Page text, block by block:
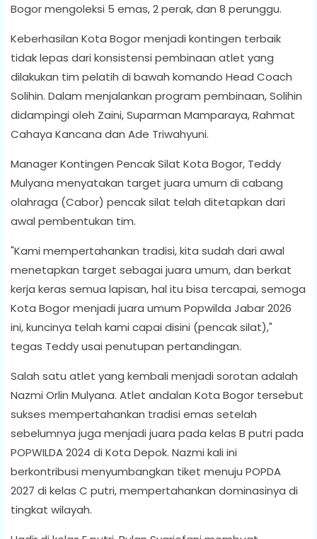
Bogor mengoleksi 5 emas, 2 perak, dan 8 perunggu.
Keberhasilan Kota Bogor menjadi kontingen terbaik
tidak lepas dari konsistensi pembinaan atlet yang
dilakukan tim pelatih di bawah komando Head Coach
Solihin. Dalam menjalankan program pembinaan, Solihin
didampingi oleh Zaini, Suparman Mamparaya, Rahmat
Cahaya Kancana dan Ade Triwahyuni.
Manager Kontingen Pencak Silat Kota Bogor, Teddy
Mulyana menyatakan target juara umum di cabang
olahraga (Cabor) pencak silat telah ditetapkan dari
awal pembentukan tim.
"Kami mempertahankan tradisi, kita sudah dari awal
menetapkan target sebagai juara umum, dan berkat
kerja keras semua lapisan, hal itu bisa tercapai, semoga
Kota Bogor menjadi juara umum Popwilda Jabar 2026
ini, kuncinya telah kami capai disini (pencak silat),"
tegas Teddy usai penutupan pertandingan.
Salah satu atlet yang kembali menjadi sorotan adalah
Nazmi Orlin Mulyana. Atlet andalan Kota Bogor tersebut
sukses mempertahankan tradisi emas setelah
sebelumnya juga menjadi juara pada kelas B putri pada
POPWILDA 2024 di Kota Depok. Nazmi kali ini
berkontribusi menyumbangkan tiket menuju POPDA
2027 di kelas C putri, mempertahankan dominasinya di
tingkat wilayah.